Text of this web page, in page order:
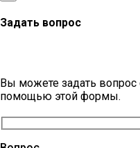
Задать вопрос
Вы можете задать вопрос
помощью этой формы.